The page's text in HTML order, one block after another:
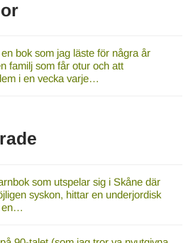
bok som jag läste för några år
familj som får otur och att
i en vecka varje…
som utspelar sig i Skåne där
syskon, hittar en underjordisk
en…